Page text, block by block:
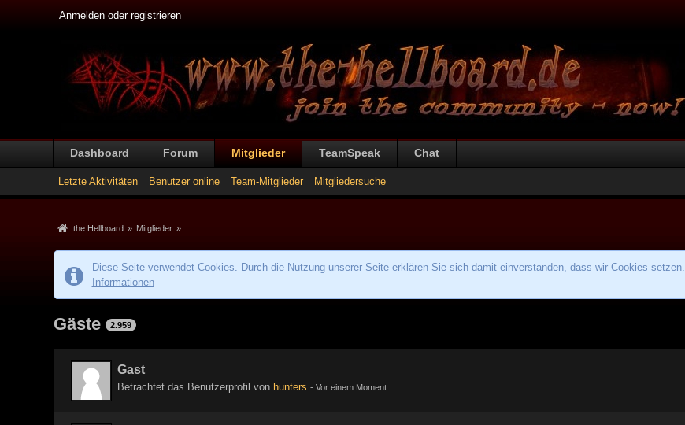
Anmelden oder registrieren
Dashboard Forum Mitglieder TeamSpeak Chat
Letzte Aktivitäten Benutzer online Team-Mitglieder Mitgliedersuche
the Hellboard » Mitglieder »
Diese Seite verwendet Cookies. Durch die Nutzung unserer Seite erklären Sie sich damit einverstanden, dass wir Cookies setzen.
Informationen
Gäste 2.959
Gast
Betrachtet das Benutzerprofil von hunters - Vor einem Moment